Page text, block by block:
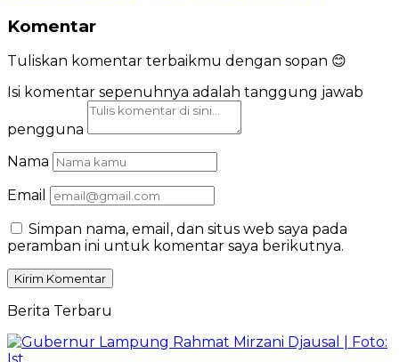
Komentar
Tuliskan komentar terbaikmu dengan sopan 😊
Isi komentar sepenuhnya adalah tanggung jawab
pengguna
Nama
Email
Simpan nama, email, dan situs web saya pada
peramban ini untuk komentar saya berikutnya.
Berita Terbaru